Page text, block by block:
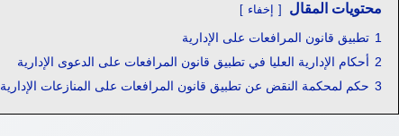
محتويات المقال إخفاء
1 تطبيق قانون المرافعات على الإدارية
2 أحكام الإدارية العليا في تطبيق قانون المرافعات على الدعوى الإدارية
3 حكم لمحكمة النقض عن تطبيق قانون المرافعات على المنازعات الإدارية